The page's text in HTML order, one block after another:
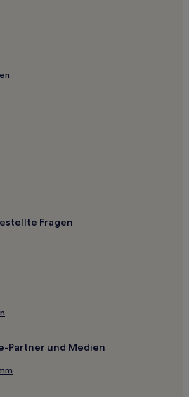
Josse-ten-Noode
ten-Noode
Parc de Roodebeek
Parc de Roodebeek
Sint-Gillis
in Unterstadt
de Flandre/Graaf van
Fragen
Partner und Medien